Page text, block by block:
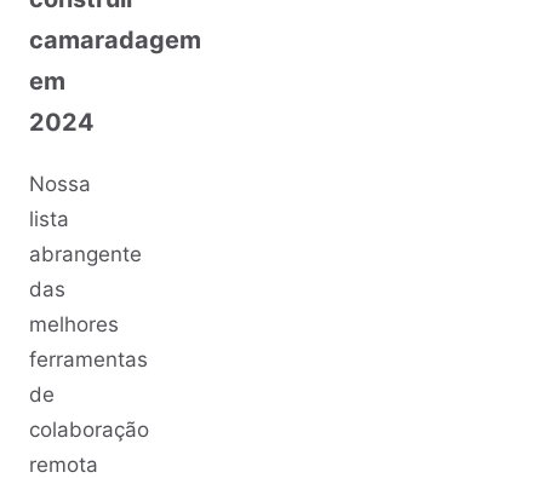
camaradagem
em
2024
Nossa
lista
abrangente
das
melhores
ferramentas
de
colaboração
remota